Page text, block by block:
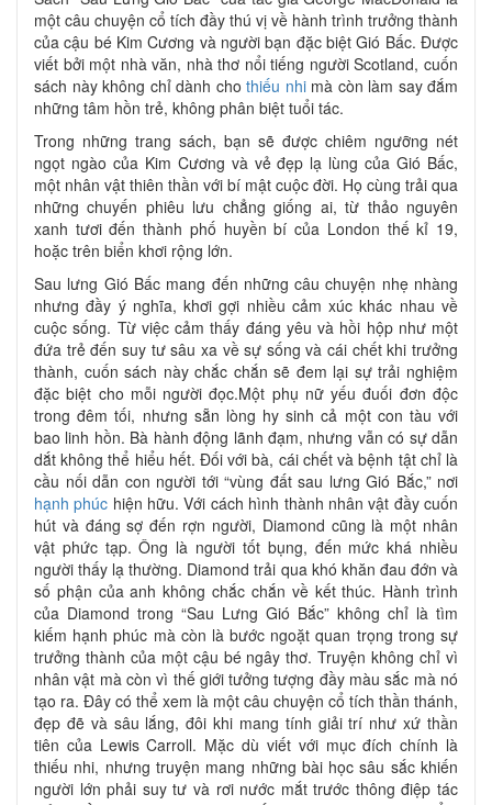
một câu chuyện cổ tích đầy thú vị về hành trình trưởng thành
của cậu bé Kim Cương và người bạn đặc biệt Gió Bấc. Được
viết bởi một nhà văn, nhà thơ nổi tiếng người Scotland, cuốn
sách này không chỉ dành cho thiếu nhimà còn làm say đắm
những tâm hồn trẻ, không phân biệt tuổi tác.
Trong những trang sách, bạn sẽ được chiêm ngưỡng nét
ngọt ngào của Kim Cương và vẻ đẹp lạ lùng của Gió Bấc,
một nhân vật thiên thần với bí mật cuộc đời. Họ cùng trải qua
những chuyến phiêu lưu chẳng giống ai, từ thảo nguyên
xanh tươi đến thành phố huyền bí của London thế kỉ 19,
hoặc trên biển khơi rộng lớn.
Sau lưng Gió Bấc mang đến những câu chuyện nhẹ nhàng
nhưng đầy ý nghĩa, khơi gợi nhiều cảm xúc khác nhau về
cuộc sống. Từ việc cảm thấy đáng yêu và hồi hộp như một
đứa trẻ đến suy tư sâu xa về sự sống và cái chết khi trưởng
thành, cuốn sách này chắc chắn sẽ đem lại sự trải nghiệm
đặc biệt cho mỗi người đọc.Một phụ nữ yếu đuối đơn độc
trong đêm tối, nhưng sẵn lòng hy sinh cả một con tàu với
bao linh hồn. Bà hành động lãnh đạm, nhưng vẫn có sự dẫn
dắt không thể hiểu hết. Đối với bà, cái chết và bệnh tật chỉ là
cầu nối dẫn con người tới “vùng đất sau lưng Gió Bắc,” nơi
hạnh phúc hiện hữu. Với cách hình thành nhân vật đầy cuốn
hút và đáng sợ đến rợn người, Diamond cũng là một nhân
vật phức tạp. Ông là người tốt bụng, đến mức khá nhiều
người thấy lạ thường. Diamond trải qua khó khăn đau đớn và
số phận của anh không chắc chắn về kết thúc. Hành trình
của Diamond trong “Sau Lưng Gió Bắc” không chỉ là tìm
kiếm hạnh phúc mà còn là bước ngoặt quan trọng trong sự
trưởng thành của một cậu bé ngây thơ. Truyện không chỉ vì
nhân vật mà còn vì thế giới tưởng tượng đầy màu sắc mà nó
tạo ra. Đây có thể xem là một câu chuyện cổ tích thần thánh,
đẹp đẽ và sâu lắng, đôi khi mang tính giải trí như xứ thần
tiên của Lewis Carroll. Mặc dù viết với mục đích chính là
thiếu nhi, nhưng truyện mang những bài học sâu sắc khiến
người lớn phải suy tư và rơi nước mắt trước thông điệp tác